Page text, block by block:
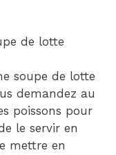
de lotte
soupe de lotte
demandez au
poissons pour
le servir en
mettre en